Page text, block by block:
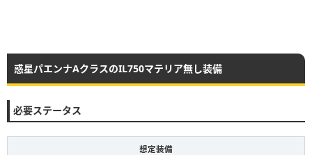
惑星パエンナAクラスのIL750マテリア無し装備
必要ステータス
想定装備